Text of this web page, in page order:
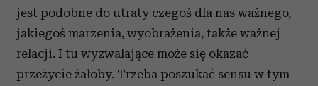
jest podobne do utraty czegoś dla nas ważnego,
jakiegoś marzenia, wyobrażenia, także ważnej
relacji. I tu wyzwalające może się okazać
przeżycie żałoby. Trzeba poszukać sensu w tym